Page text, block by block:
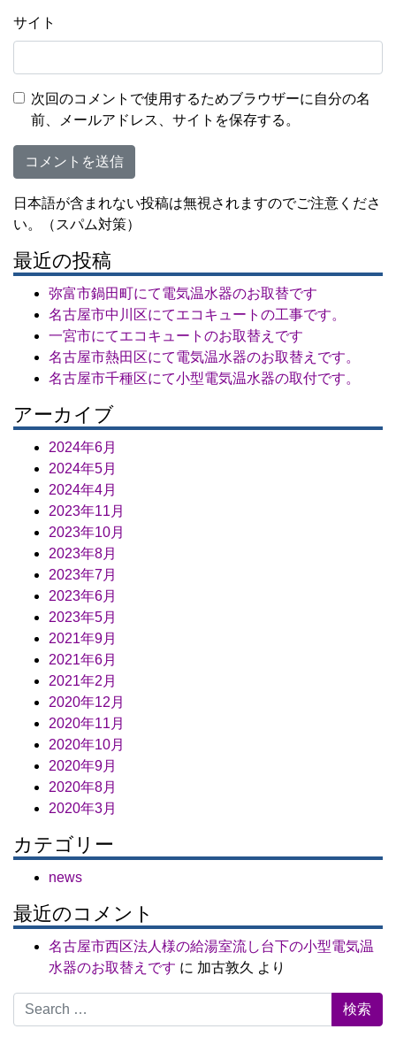
サイト
次回のコメントで使用するためブラウザーに自分の名
前、メールアドレス、サイトを保存する。
日本語が含まれない投稿は無視されますのでご注意くださ
い。（スパム対策）
最近の投稿
弥富市鍋田町にて電気温水器のお取替です
名古屋市中川区にてエコキュートの工事です。
一宮市にてエコキュートのお取替えです
名古屋市熱田区にて電気温水器のお取替えです。
名古屋市千種区にて小型電気温水器の取付です。
アーカイブ
2024年6月
2024年5月
2024年4月
2023年11月
2023年10月
2023年8月
2023年7月
2023年6月
2023年5月
2021年9月
2021年6月
2021年2月
2020年12月
2020年11月
2020年10月
2020年9月
2020年8月
2020年3月
カテゴリー
news
最近のコメント
名古屋市西区法人様の給湯室流し台下の小型電気温
水器のお取替えです に 加古敦久 より
Search for: